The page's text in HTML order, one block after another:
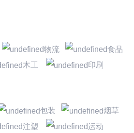
物流
食品
木工
印刷
包装
烟草
注塑
运动